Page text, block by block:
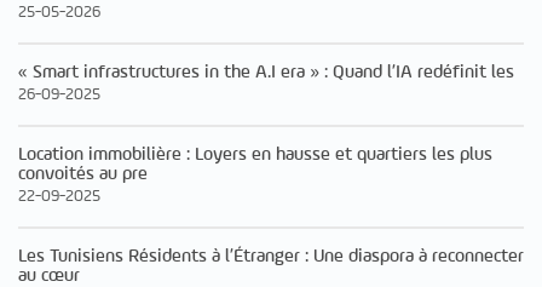
25-05-2026
« Smart infrastructures in the A.I era » : Quand l’IA redéfinit les
26-09-2025
Location immobilière : Loyers en hausse et quartiers les plus
convoités au pre
22-09-2025
Les Tunisiens Résidents à l’Étranger : Une diaspora à reconnecter
au cœur